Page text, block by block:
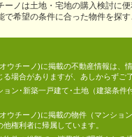
ーノは土地・宅地の購入検討に
で希望の条件に合った物件を探す
ウチーノ)に掲載の不動産情報は、
る場合がありますが、あしからずご
ョン･新築一戸建て･土地（建築条
ウチーノ)に掲載の物件（マンショ
他権利者に帰属しています。